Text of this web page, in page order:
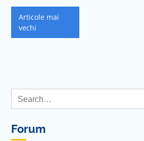
Navigare
în
Articole mai
vechi
Forum